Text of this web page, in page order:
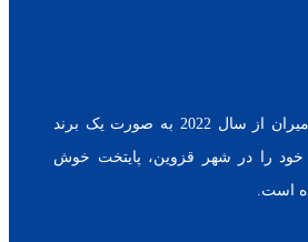
گالری طلا و جواهر امیران از سال 2022 به صورت یک برند
خود را در شهر قزوین، پایتخت خوش
است.